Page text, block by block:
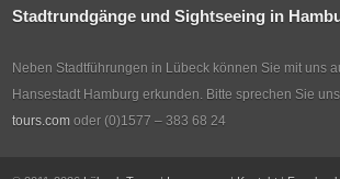
Stadtrundgänge und Sightseeing in
Neben Stadtführungen in Lübeck können Sie mit uns
Hansestadt Hamburg erkunden. Bitte sprechen Sie
tours.com oder (0)1577 – 383 68 24